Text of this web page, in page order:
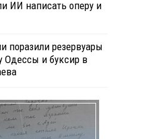
ИИ написать оперу и
поразили резервуары
Одессы и буксир в